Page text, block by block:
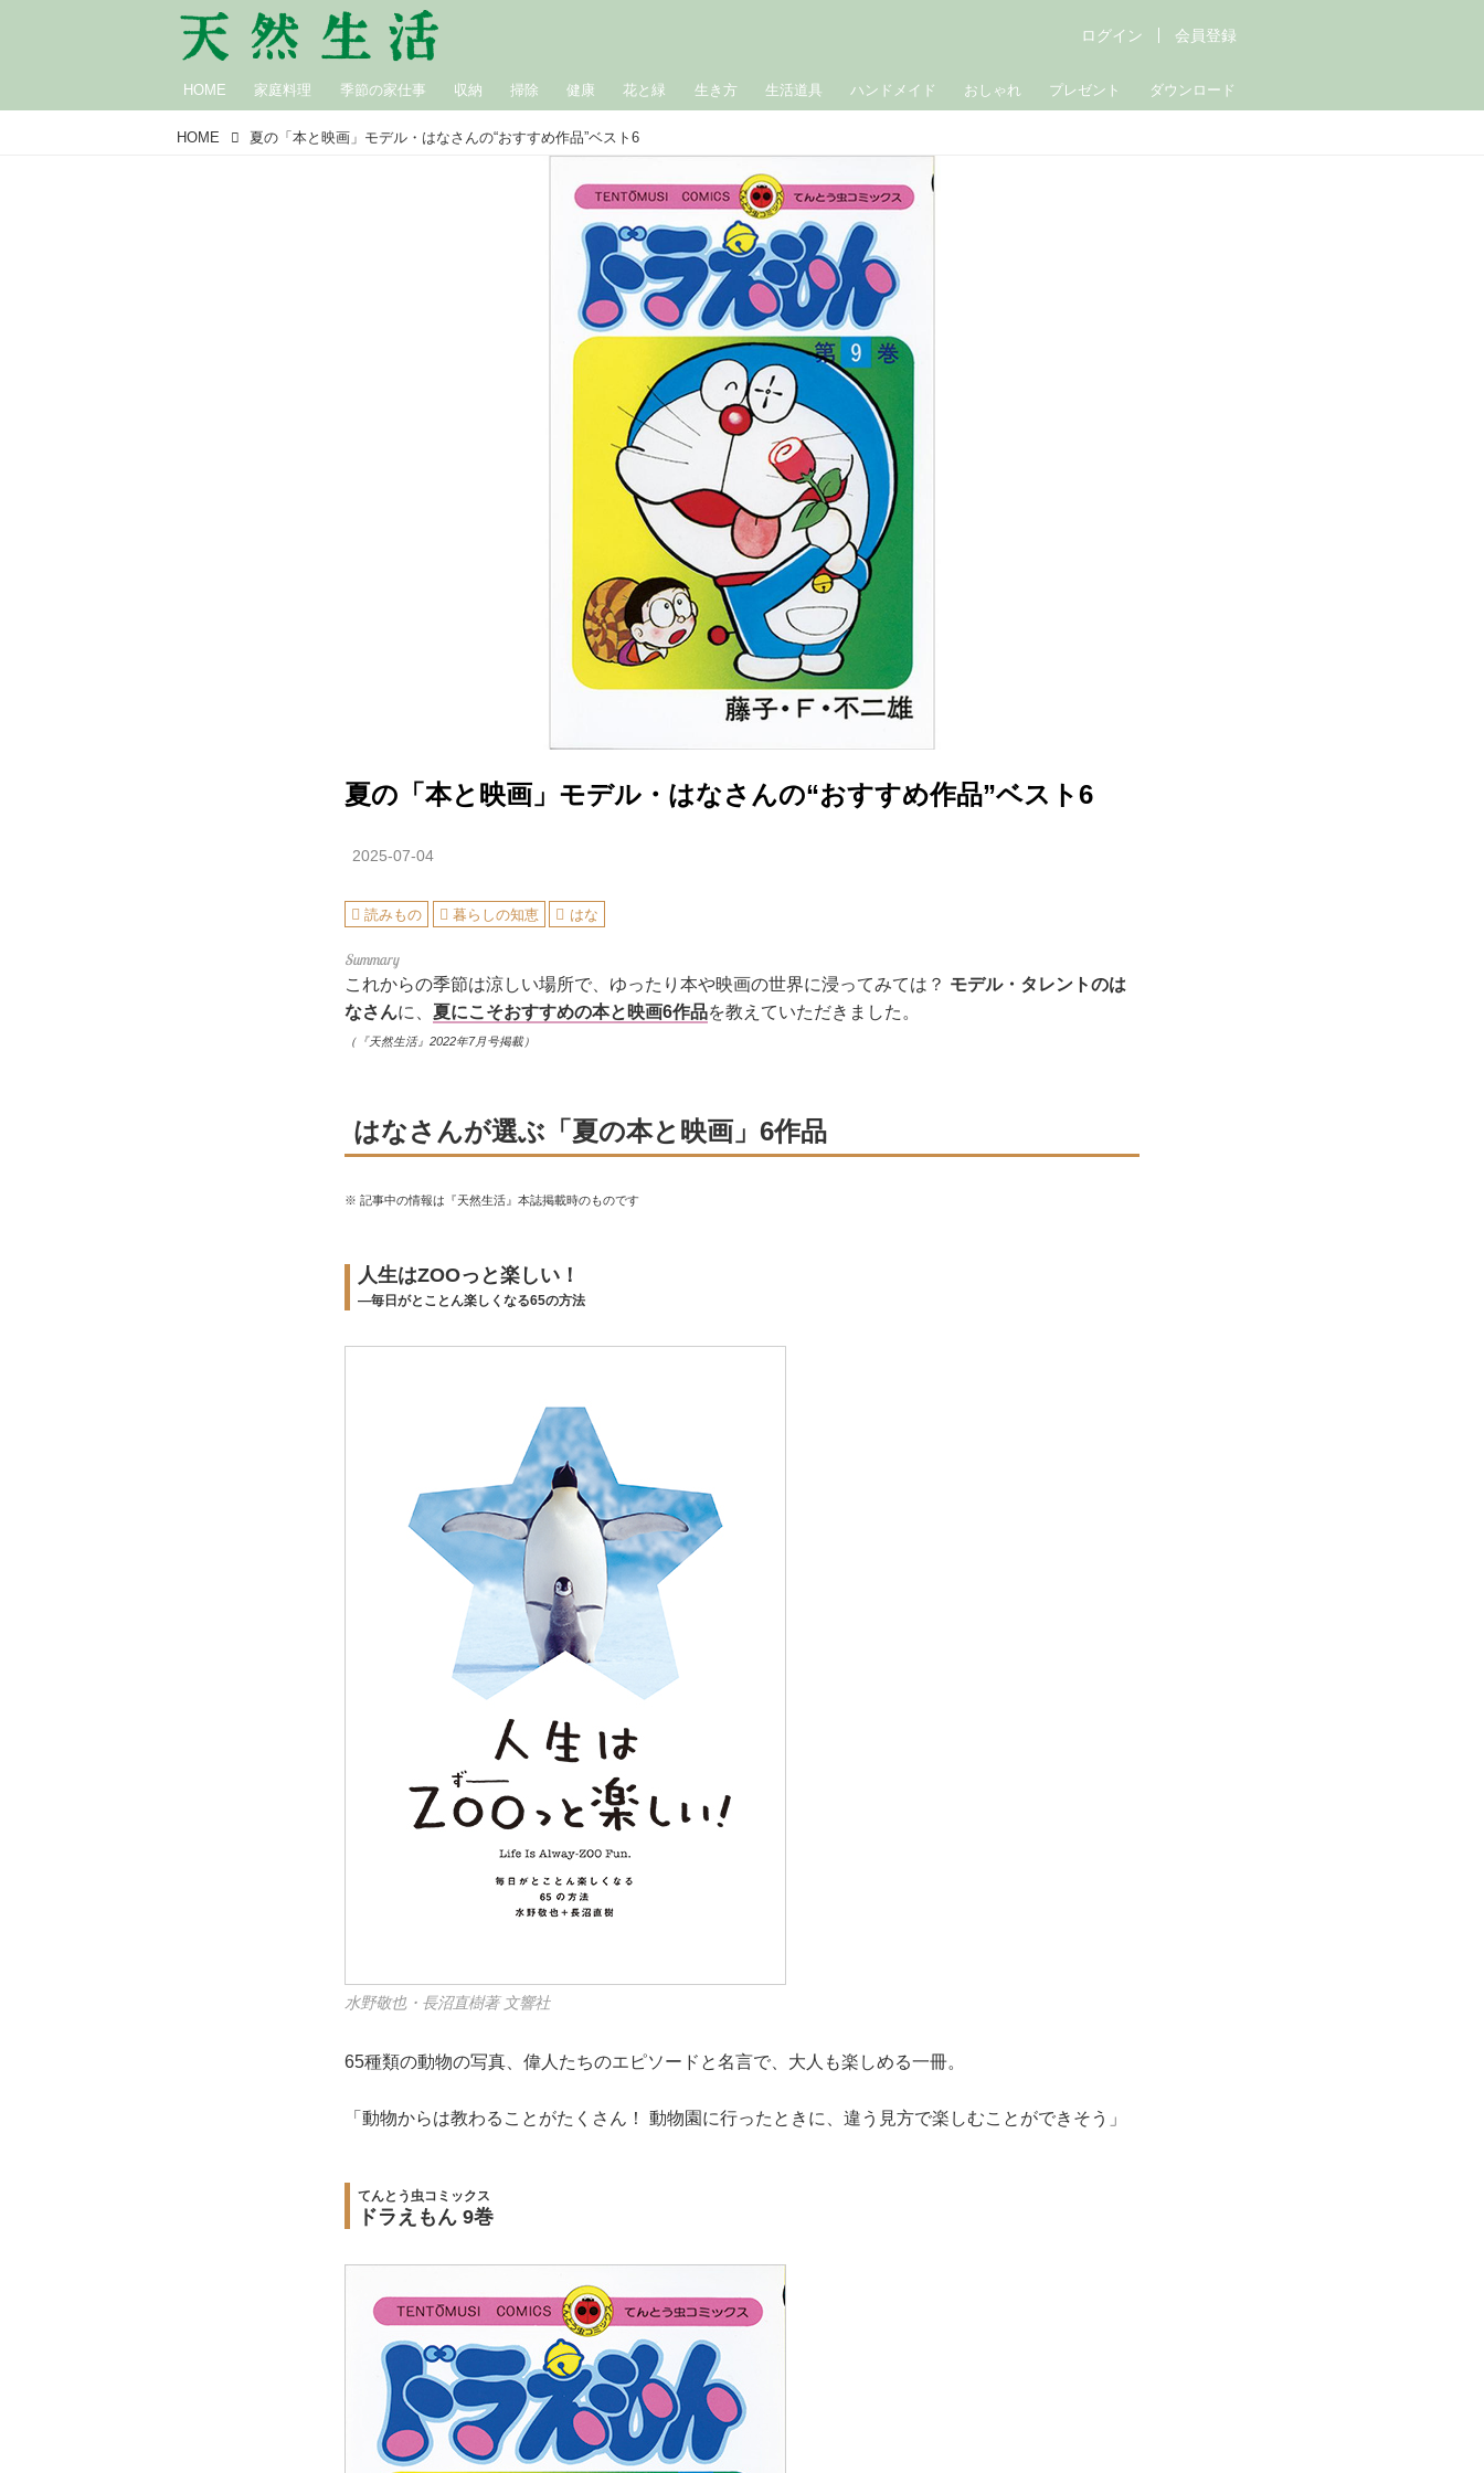
HOME 家庭料理 季節の家仕事 収納 掃除 健康 花と緑 生き方 生活道具 ハンドメイド おしゃれ プレゼント ダウンロード
ログイン 会員登録
HOME 夏の「本と映画」モデル・はなさんの“おすすめ作品”ベスト6
夏の「本と映画」モデル・はなさんの“おすすめ作品”ベスト6
2025-07-04
読みもの 暮らしの知恵 はな
これからの季節は涼しい場所で、ゆったり本や映画の世界に浸ってみては？ モデル・タレントのは
なさんに、 夏にこそおすすめの本と映画6作品を教えていただきました。
（『天然生活』2022年7月号掲載）
はなさんが選ぶ「夏の本と映画」6作品
※ 記事中の情報は『天然生活』本誌掲載時のものです
人生はZOOっと楽しい！
―毎日がとことん楽しくなる65の方法
水野敬也・長沼直樹著 文響社
65種類の動物の写真、偉人たちのエピソードと名言で、大人も楽しめる一冊。
「動物からは教わることがたくさん！ 動物園に行ったときに、違う見方で楽しむことができそう」
てんとう虫コミックス
ドラえもん 9巻